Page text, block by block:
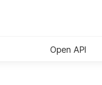
Open API